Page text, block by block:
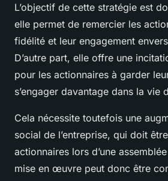
L’objectif de cette stratégie est
elle permet de remercier les
fidélité et leur engagement
D’autre part, elle offre une
pour les actionnaires à garder
s’engager davantage dans la vie
Cela nécessite toutefois une
social de l’entreprise, qui doit
actionnaires lors d’une
mise en œuvre peut donc être